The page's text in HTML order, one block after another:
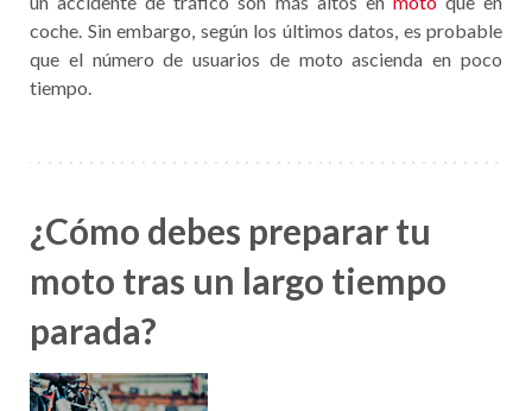
coche. Sin embargo, según los últimos datos, es probable
que el número de usuarios de moto ascienda en poco
tiempo.
¿Cómo debes preparar tu
moto tras un largo tiempo
parada?